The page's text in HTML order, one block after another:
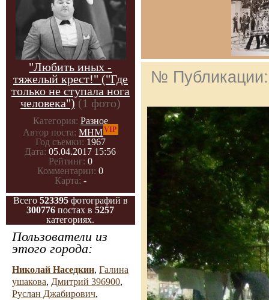
"Любить иных -
тяжелый крест!" ("Где
только не ступала нога
человека") (1 фото)
Категория: Разное
Автор поста: МНМVIP
Год съемки: 1967
Дата: 05.04.2017 15:56
Рейтинг: 0
Комментарии: 0
Карта: -
Всего 523395 фотографий в
300776 постах в5257
категориях.
Пользователи из
этого города:
Николай Наседкин, Галина
ушакова, Дмитрий 396900,
Руслан Джабирович,
№